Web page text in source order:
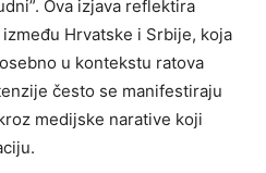
Ova izjava reflektira
Hrvatske i Srbije, koja
u kontekstu ratova
često se manifestiraju
medijske narative koji